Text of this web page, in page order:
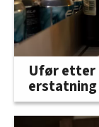
Ufør etter
erstatning